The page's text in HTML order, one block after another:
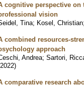
cognitive perspective on
vision
Tina; Kosel, Christian
combined resources-
approach
Andrea; Sartori,
2022)
comparative research